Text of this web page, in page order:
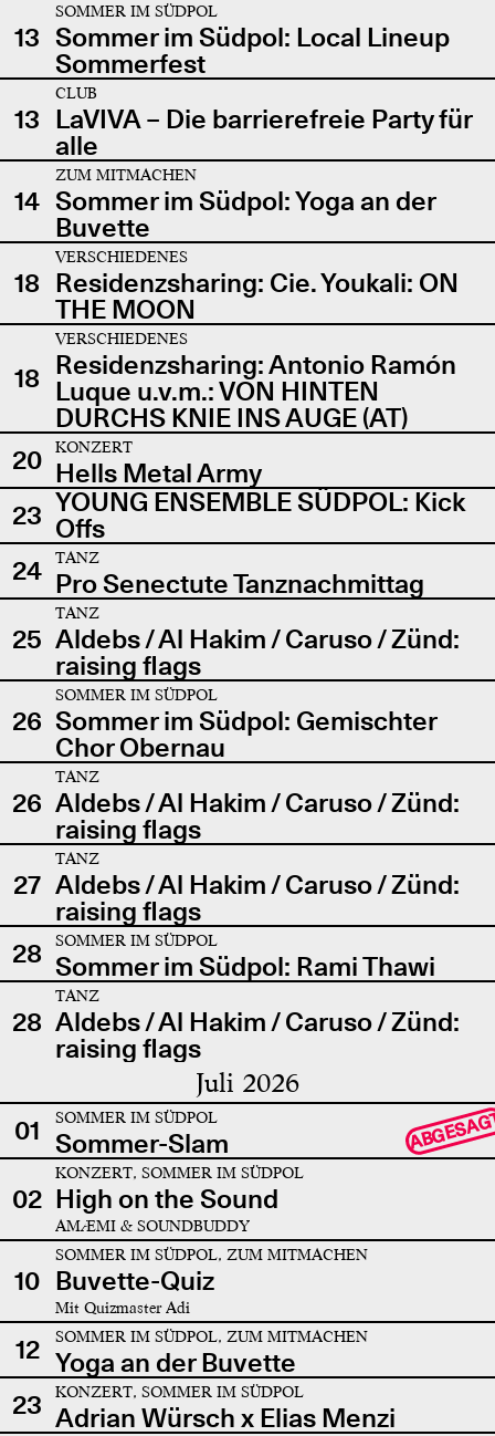
13
SOMMER IM SÜDPOL
Sommer im Südpol: Local Lineup
Sommerfest
13
CLUB
LaVIVA – Die barrierefreie Party für
alle
14
ZUM MITMACHEN
Sommer im Südpol: Yoga an der
Buvette
18
VERSCHIEDENES
Residenzsharing: Cie. Youkali: ON
THE MOON
18
VERSCHIEDENES
Residenzsharing: Antonio Ramón
Luque u.v.m.: VON HINTEN
DURCHS KNIE INS AUGE (AT)
20
KONZERT
Hells Metal Army
23 YOUNG ENSEMBLE SÜDPOL: Kick
Offs
24
TANZ
Pro Senectute Tanznachmittag
25
TANZ
Aldebs / Al Hakim / Caruso / Zünd:
raising flags
26
SOMMER IM SÜDPOL
Sommer im Südpol: Gemischter
Chor Obernau
26
TANZ
Aldebs / Al Hakim / Caruso / Zünd:
raising flags
27
TANZ
Aldebs / Al Hakim / Caruso / Zünd:
raising flags
28
SOMMER IM SÜDPOL
Sommer im Südpol: Rami Thawi
28
TANZ
Aldebs / Al Hakim / Caruso / Zünd:
raising flags
Juli 2026
01 SOMMER IM SÜDPOL
Sommer-Slam
02
KONZERT, SOMMER IM SÜDPOL
High on the Sound
AMÆMI & SOUNDBUDDY
10
SOMMER IM SÜDPOL, ZUM MITMACHEN
Buvette-Quiz
Mit Quizmaster Adi
12 SOMMER IM SÜDPOL, ZUM MITMACHEN
Yoga an der Buvette
23
KONZERT, SOMMER IM SÜDPOL
Adrian Würsch x Elias Menzi